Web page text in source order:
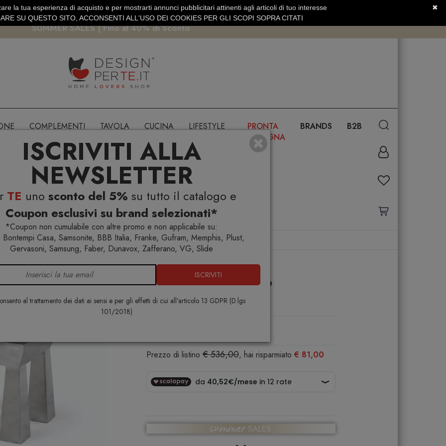
ISCRIVITI ALLA
NEWSLETTER
TE uno sconto del 5% su tutto il catalogo e
Coupon esclusivi su brand selezionati*
*Coupon non cumulabile con altre promo e non applicabile su:
Bontempi Casa, Samsonite, BBB Italia, Franke, Gufram, Memphis, Plust,
Gervasoni, Samsung, Faber, Dunavox, Zafferano, VG, Slide
ISCRIVITI
al trattamento dei dati ai sensi e per gli effetti di cui all'articolo 13 GDPR (D.lgs
101/2018)
PAGAMENTO SICURO PAYPAL · CARTA DI CREDITO SERVIZIO CLIENTI +39.0773.470.562
SUMMER SALES | Fino al 40% di Sconto
COMPLEMENTI TAVOLA CUCINA LIFESTYLE
PRONTA
CONSEGNA
BRANDS B2B
Home Arredo interno Tavolini Medley 42 Tavolino
Medley 42 Tavolino
GERVASONI
Prezzo di listino € 536,00, hai risparmiato € 81,00
✖
la tua esperienza di acquisto e per mostrarti annunci pubblicitari attinenti agli articoli di tuo interesse
SU QUESTO SITO, ACCONSENTI ALL'USO DEI COOKIES PER GLI SCOPI SOPRA CITATI